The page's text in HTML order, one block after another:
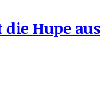
die Hupe aus